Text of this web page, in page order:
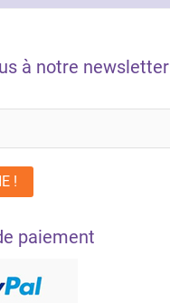
à notre newsletter
paiement